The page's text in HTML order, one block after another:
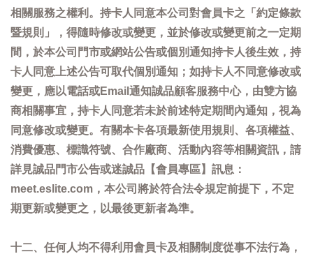
相關服務之權利。持卡人同意本公司對會員卡之「約定條款
暨規則」，得隨時修改或變更，並於修改或變更前之一定期
間，於本公司門市或網站公告或個別通知持卡人後生效，持
卡人同意上述公告可取代個別通知；如持卡人不同意修改或
變更，應以電話或Email通知誠品顧客服務中心，由雙方協
商相關事宜，持卡人同意若未於前述特定期間內通知，視為
同意修改或變更。有關本卡各項最新使用規則、各項權益、
消費優惠、標識符號、合作廠商、活動內容等相關資訊，請
詳見誠品門市公告或迷誠品【會員專區】訊息：
meet.eslite.com，本公司將於符合法令規定前提下，不定
期更新或變更之，以最後更新者為準。
十二、任何人均不得利用會員卡及相關制度從事不法行為，